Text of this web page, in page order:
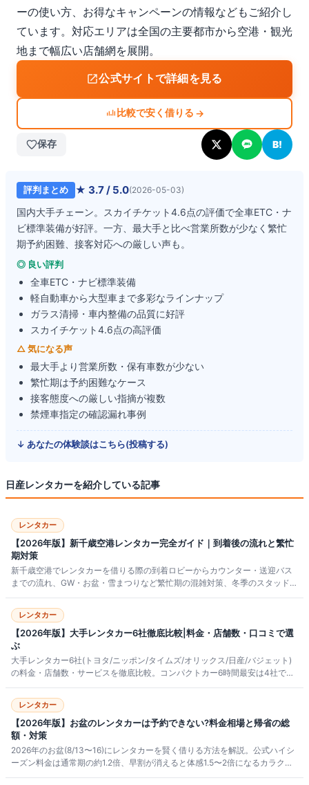
ーの使い方、お得なキャンペーンの情報などもご紹介し
ています。対応エリアは全国の主要都市から空港・観光
地まで幅広い店舗網を展開。
公式サイトで詳細を見る
比較で安く借りる →
保存 B!
評判まとめ ★ 3.7/ 5.0(2026-05-03)
国内大手チェーン。スカイチケット4.6点の評価で全車ETC・ナ
ビ標準装備が好評。一方、最大手と比べ営業所数が少なく繁忙
期予約困難、接客対応への厳しい声も。
◎ 良い評判
全車ETC・ナビ標準装備
軽自動車から大型車まで多彩なラインナップ
ガラス清掃・車内整備の品質に好評
スカイチケット4.6点の高評価
△ 気になる声
最大手より営業所数・保有車数が少ない
繁忙期は予約困難なケース
接客態度への厳しい指摘が複数
禁煙車指定の確認漏れ事例
↓ あなたの体験談はこちら(投稿する)
日産レンタカーを紹介している記事
レンタカー
【2026年版】新千歳空港レンタカー完全ガイド｜到着後の流れと繁忙
期対策
新千歳空港でレンタカーを借りる際の到着ロビーからカウンター・送迎バス
までの流れ、GW・お盆・雪まつりなど繁忙期の混雑対策、冬季のスタッドレ
くまとめました。
レンタカー
【2026年版】大手レンタカー6社徹底比較|料金・店舗数・口コミで選
ぶ
大手レンタカー6社(トヨタ/ニッポン/タイムズ/オリックス/日産/バジェット)
の料金・店舗数・サービスを徹底比較。コンパクトカー6時間最安は4社で約
レンタカー
【2026年版】お盆のレンタカーは予約できない?料金相場と帰省の総
額・対策
2026年のお盆(8/13〜16)にレンタカーを賢く借りる方法を解説。公式ハイシ
ーズン料金は通常期の約1.2倍、早割が消えると体感1.5〜2倍になるカラクリ